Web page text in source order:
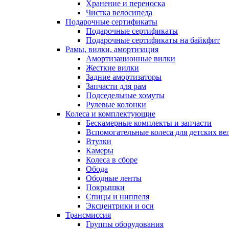
Хранение и переноска
Чистка велосипеда
Подарочные сертификаты
Подарочные сертификаты
Подарочные сертификаты на байкфит
Рамы, вилки, амортизация
Амортизационные вилки
Жесткие вилки
Задние амортизаторы
Запчасти для рам
Подседельные хомуты
Рулевые колонки
Колеса и комплектующие
Бескамерные комплекты и запчасти
Вспомогательные колеса для детских
Втулки
Камеры
Колеса в сборе
Обода
Ободные ленты
Покрышки
Спицы и ниппеля
Эксцентрики и оси
Трансмиссия
Группы оборудования